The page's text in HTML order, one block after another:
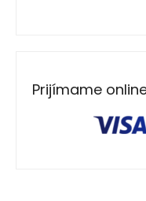
Prijímame